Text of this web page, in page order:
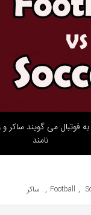
فوتبال می گویند ساکر
نامند
Football ,
, ساکر